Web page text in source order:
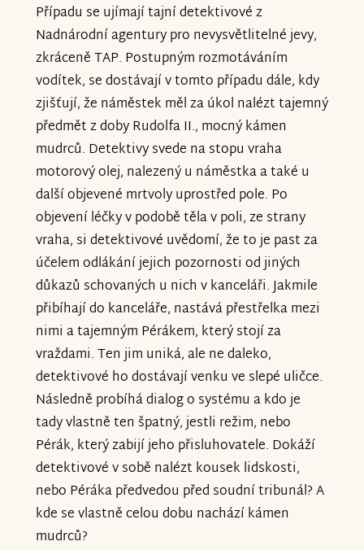
Případu se ujímají tajní detektivové z
Nadnárodní agentury pro nevysvětlitelné jevy,
zkráceně TAP. Postupným rozmotáváním
vodítek, se dostávají v tomto případu dále, kdy
zjišťují, že náměstek měl za úkol nalézt tajemný
předmět z doby Rudolfa II., mocný kámen
mudrců. Detektivy svede na stopu vraha
motorový olej, nalezený u náměstka a také u
další objevené mrtvoly uprostřed pole. Po
objevení léčky v podobě těla v poli, ze strany
vraha, si detektivové uvědomí, že to je past za
účelem odlákání jejich pozornosti od jiných
důkazů schovaných u nich v kanceláři. Jakmile
přibíhají do kanceláře, nastává přestřelka mezi
nimi a tajemným Pérákem, který stojí za
vraždami. Ten jim uniká, ale ne daleko,
detektivové ho dostávají venku ve slepé uličce.
Následně probíhá dialog o systému a kdo je
tady vlastně ten špatný, jestli režim, nebo
Pérák, který zabijí jeho přisluhovatele. Dokáží
detektivové v sobě nalézt kousek lidskosti,
nebo Péráka předvedou před soudní tribunál? A
kde se vlastně celou dobu nachází kámen
mudrců?